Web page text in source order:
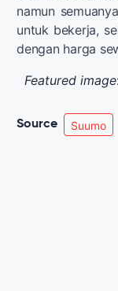
namun
untuk bekerja,
dengan harga
Featured image
Source Suumo